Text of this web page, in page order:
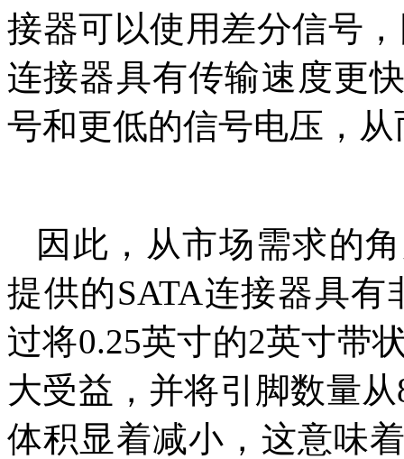
接器可以使用差分信号
连接器具有传输速度更
号和更低的信号电压，
因此，从市场需求的
提供的SATA连接器具
过将0.25英寸的2英寸带
大受益，并将引脚数量
体积显着减小，这意味